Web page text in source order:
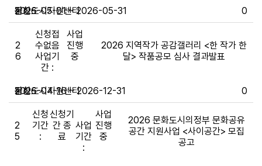
문화도시지원센터
장찬
~
2026-05-01 ~ 2026-05-31 0
2
6
신청접
수없음
사업기
간 :
사업
진행
중
2026 지역작가 공감갤러리 <한 작가 한
달> 작품공모 심사 결과발표
문화도시지원센터
장찬
~
2026-04-16 ~ 2026-12-31 0
2
5
신청
기간
:
신청기
간 종
료
사업
기간
:
사업
진행
중
2026 문화도시의정부 문화공유
공간 지원사업 <사이공간> 모집
공고